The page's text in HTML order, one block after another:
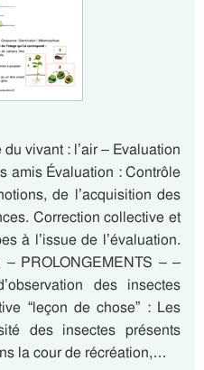
vivant : l’air – Evaluation
amis Évaluation : Contrôle
de l’acquisition des
Correction collective et
à l’issue de l’évaluation.
PROLONGEMENTS – –
des insectes
“leçon de chose” : Les
des insectes présents
la cour de récréation,…